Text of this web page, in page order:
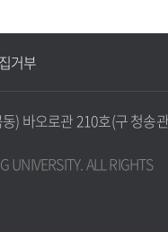
거부
) 바오로관 210호(구 청송
UNIVERSITY. ALL RIGHTS